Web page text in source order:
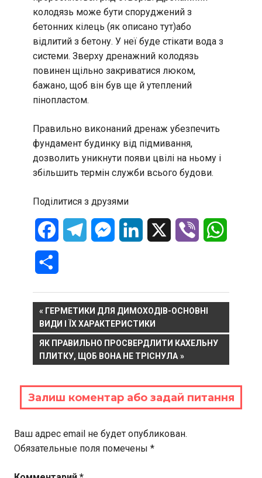
колодязь може бути споруджений з
бетонних кілець (як описано тут)або
відлитий з бетону. У неї буде стікати вода з
системи. Зверху дренажний колодязь
повинен щільно закриватися люком,
бажано, щоб він був ще й утеплений
пінопластом.
Правильно виконаний дренаж убезпечить
фундамент будинку від підмивання,
дозволить уникнути появи цвілі на ньому і
збільшить термін служби всього будови.
Поділитися з друзями
FacebookTelegramMessenger
LinkedIn Viber
Навигация
по
записям
PREVIOUS
POST:
ГЕРМЕТИКИ ДЛЯ ДИМОХОДІВ-ОСНОВНІ
ВИДИ І ЇХ ХАРАКТЕРИСТИКИ
NEXT
POST:
ЯК ПРАВИЛЬНО ПРОСВЕРДЛИТИ КАХЕЛЬНУ
ПЛИТКУ, ЩОБ ВОНА НЕ ТРІСНУЛА
Залиш коментар або задай питання
Ваш адрес email не будет опубликован.
Обязательные поля помечены *